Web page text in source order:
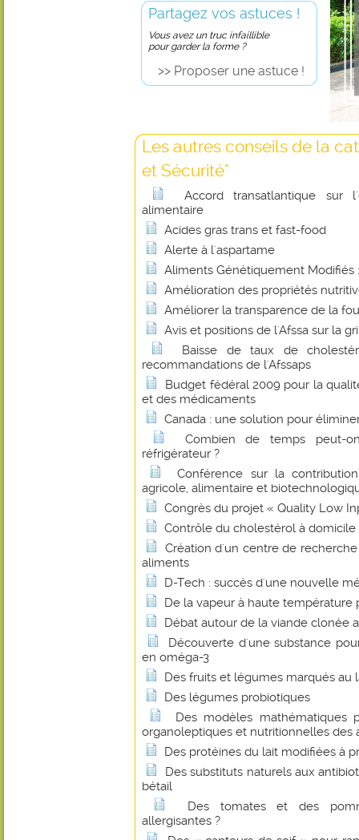
Partagez vos astuces !
Vous avez un truc infaillible
pour garder la forme ?
>> Proposer une astuce !
Les autres conseils de la
et Sécurité"
Accord transatlantique sur
alimentaire
Acides gras trans et fast-food
Alerte à l'aspartame
Aliments Génétiquement Modifiés
Amélioration des propriétés
Améliorer la transparence de la
Avis et positions de l'Afssa sur la
Baisse de taux de
recommandations de l'Afssaps
Budget fédéral 2009 pour la
et des médicaments
Canada : une solution pour
Combien de temps peut-
réfrigérateur ?
Conférence sur la
agricole, alimentaire et
Congrès du projet « Quality Low
Contrôle du cholestérol à domicile
Création d'un centre de
aliments
D-Tech : succès d'une nouvelle
De la vapeur à haute température
Débat autour de la viande clonée
Découverte d'une substance
en oméga-3
Des fruits et légumes marqués au
Des légumes probiotiques
Des modèles mathématiques
organoleptiques et nutritionnelles des
Des protéines du lait modifiées à
Des substituts naturels aux
bétail
Des tomates et des
allergisantes ?